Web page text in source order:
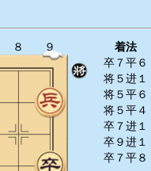
８ ９ 着法
卒７平６
将５进１
将５平６
将５平４
卒７进１
卒９进１
卒７平８